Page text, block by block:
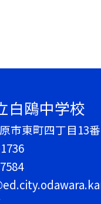
白鴎中学校
市東町四丁目13